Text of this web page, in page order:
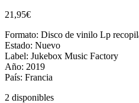
21,95€
Formato: Disco de vinilo Lp
Estado: Nuevo
Label: Jukebox Music Factory
Año: 2019
País: Francia
2 disponibles